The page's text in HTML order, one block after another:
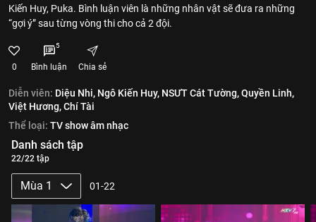
Kiến Huy, Puka. Bình luận viên là những nhân vật sẽ đưa ra những
“gợi ý” sau từng vòng thi cho cả 2 đội.
0
5
Bình luận Chia sẻ
Diễn viên: Diệu Nhi, Ngô Kiến Huy, NSƯT Cát Tường,Quyền Linh,
Việt Hương,Chí Tài
Thể loại: TV show âm nhạc
Danh sách tập
22/22 tập
Mùa 1 01-22